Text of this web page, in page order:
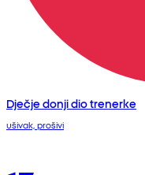
Dječje donji dio trenerke
ušivak, prošivi